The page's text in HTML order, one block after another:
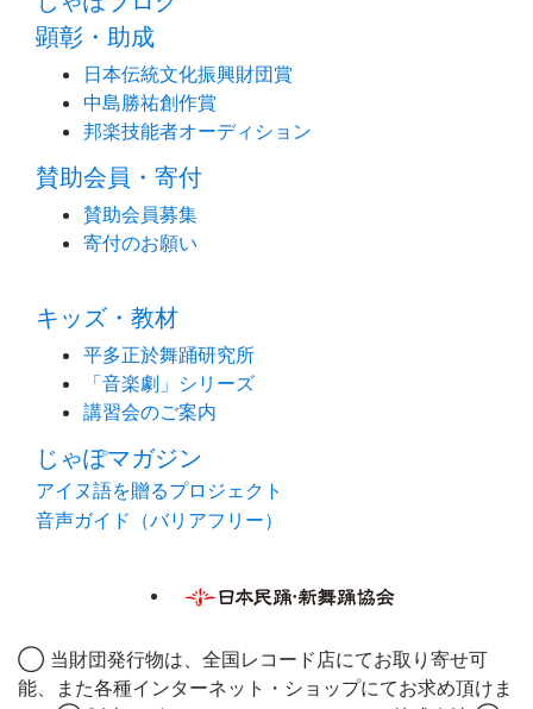
顕彰・助成
日本伝統文化振興財団賞
中島勝祐創作賞
邦楽技能者オーディション
賛助会員・寄付
賛助会員募集
寄付のお願い
キッズ・教材
平多正於舞踊研究所
「音楽劇」シリーズ
講習会のご案内
じゃぽマガジン
アイヌ語を贈るプロジェクト
音声ガイド（バリアフリー）
◯ 当財団発行物は、全国レコード店にてお取り寄せ可
能、また各種インターネット・ショップにてお求め頂けま